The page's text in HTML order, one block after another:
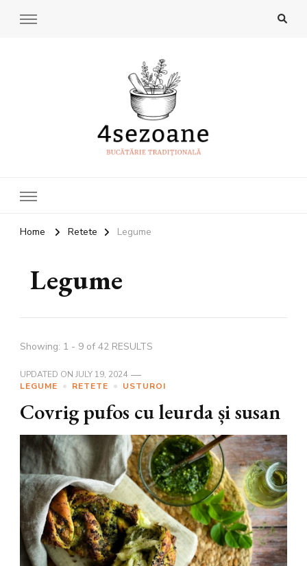
Home Retete Legume
Legume
Showing: 1 - 9 of 42 RESULTS
UPDATED ON JULY 19, 2024
LEGUME
RETETE USTUROI
Covrig pufos cu leurda și susan